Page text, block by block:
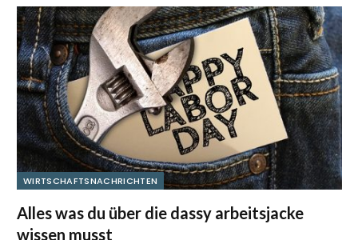
WIRTSCHAFTSNACHRICHTEN
Alles was du über die dassy arbeitsjacke
wissen musst